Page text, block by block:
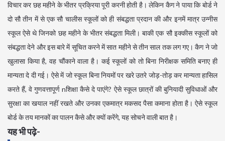
विचार कर छह महीने के भीतर प्रक्रिया पूरी करनी होती है। लेकिन कैग ने पाया कि बोर्ड ने
दो सौ तीन में से एक सौ चालीस स्कूलों को ही संबद्धता प्रदान की और इनमें मात्र उन्नीस
स्कूल ऐसे थे जिनको छह महीने के भीतर संबद्धता मिली। बाकी एक सौ इक्कीस स्कूलों को
संबद्धता देने और इस बारे में सूचित करने में सात महीने से तीन साल तक लग गए। कैग ने जो
खुलासा किया है, वह चौंकाने वाला है। कई स्कूलों को तो बिना निरीक्षक समिति बनाए ही
मान्यता दे दी गई। ऐसे में जो स्कूल बिना नियमों पर खरे उतरे जोड़-तोड़ कर मान्यता हासिल
करते हैं, वे गुणवत्तापूर्ण nशिक्षा कैसे दे पाएंगे? ऐसे स्कूल छात्रों की बुनियादी सुविधाओं और
सुरक्षा का खयाल नहीं रखते और उनका एकमात्र मकसद पैसा कमाना होता है। ऐसे स्कूल
बोर्ड के तय मानकों का पालन कैसे और क्यों करेंगे, यह सोचने वाली बात है।
यह भी पढ़े-